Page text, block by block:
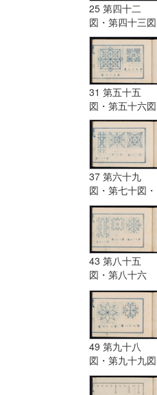
25 第四十二
図・第四十三図
31 第五十五
図・第五十六図
37 第六十九
図・第七十図・
第七十一図
43 第八十五
図・第八十六
図・第八十七図
49 第九十八
図・第九十九図